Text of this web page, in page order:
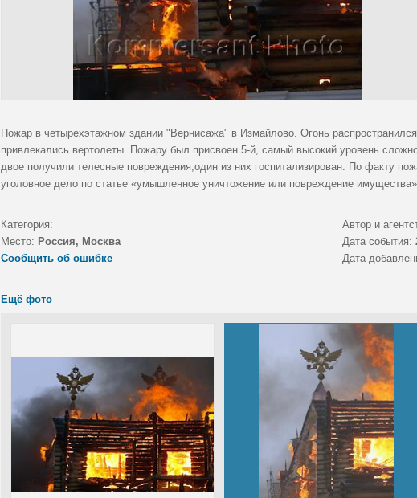
Пожар в четырехэтажном здании "Вернисажа" в Измайлово. Огонь
привлекались вертолеты. Пожару был присвоен 5-й, самый высокий уровень
двое получили телесные повреждения,один из них госпитализирован. По факту
уголовное дело по статье «умышленное уничтожение или повреждение
Категория: Автор и
Место: Россия, Москва Дата события:
Сообщить об ошибке
Дата
Ещё фото